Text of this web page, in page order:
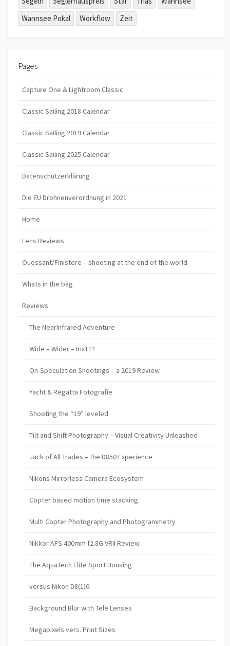
Wannsee Pokal
Workflow Zeit
Pages
Capture One & Lightroom Classic
Classic Sailing 2018 Calendar
Classic Sailing 2019 Calendar
Classic Sailing 2025 Calendar
Datenschutzerklärung
Die EU Drohnenverordnung in 2021
Home
Lens Reviews
Ouessant/Finistere – shooting at the end of the world
Whats in the bag
Reviews
The NearInfrared Adventure
Wide – Wider – Irix11?
On-Speculation Shootings – a 2019 Review
Yacht & Regatta Fotografie
Shooting the “19” leveled
Tilt and Shift Photography – Visual Creativity Unleashed
Jack of All Trades – the D850 Experience
Nikons Mirrorless Camera Ecosystem
Copter based motion time stacking
Multi Copter Photography and Photogrammetry
Nikkor AFS 400mm f2.8G VRII Review
The AquaTech Elite Sport Housing
versus Nikon D8(1)0
Background Blur with Tele Lenses
Megapixels vers. Print Sizes